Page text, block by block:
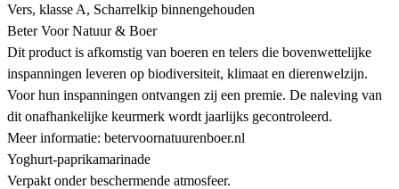
Vers, klasse A, Scharrelkip binnengehouden
Beter Voor Natuur & Boer
Dit product is afkomstig van boeren en telers die bovenwettelijke
inspanningen leveren op biodiversiteit, klimaat en dierenwelzijn.
Voor hun inspanningen ontvangen zij een premie. De naleving van
dit onafhankelijke keurmerk wordt jaarlijks gecontroleerd.
Meer informatie: betervoornatuurenboer.nl
Yoghurt-paprikamarinade
Verpakt onder beschermende atmosfeer.